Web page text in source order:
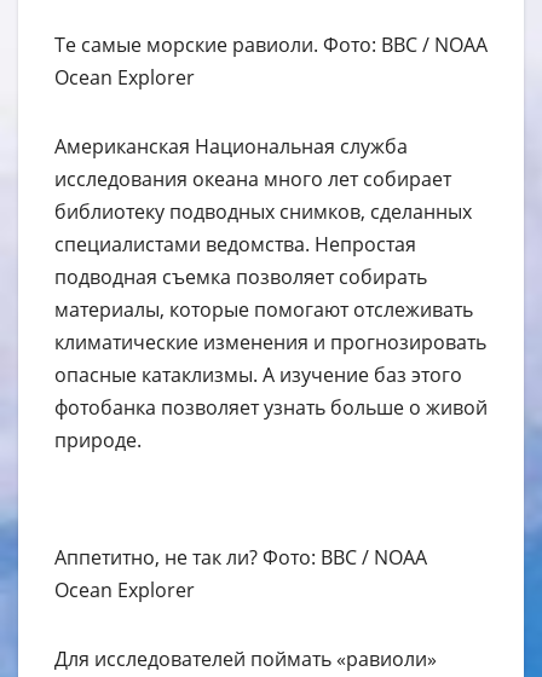
Те самые морские равиоли. Фото: BBC / NOAA
Ocean Explorer
Американская Национальная служба
исследования океана много лет собирает
библиотеку подводных снимков, сделанных
специалистами ведомства. Непростая
подводная съемка позволяет собирать
материалы, которые помогают отслеживать
климатические изменения и прогнозировать
опасные катаклизмы. А изучение баз этого
фотобанка позволяет узнать больше о живой
природе.
Аппетитно, не так ли? Фото: BBC / NOAA
Ocean Explorer
Для исследователей поймать «равиоли»